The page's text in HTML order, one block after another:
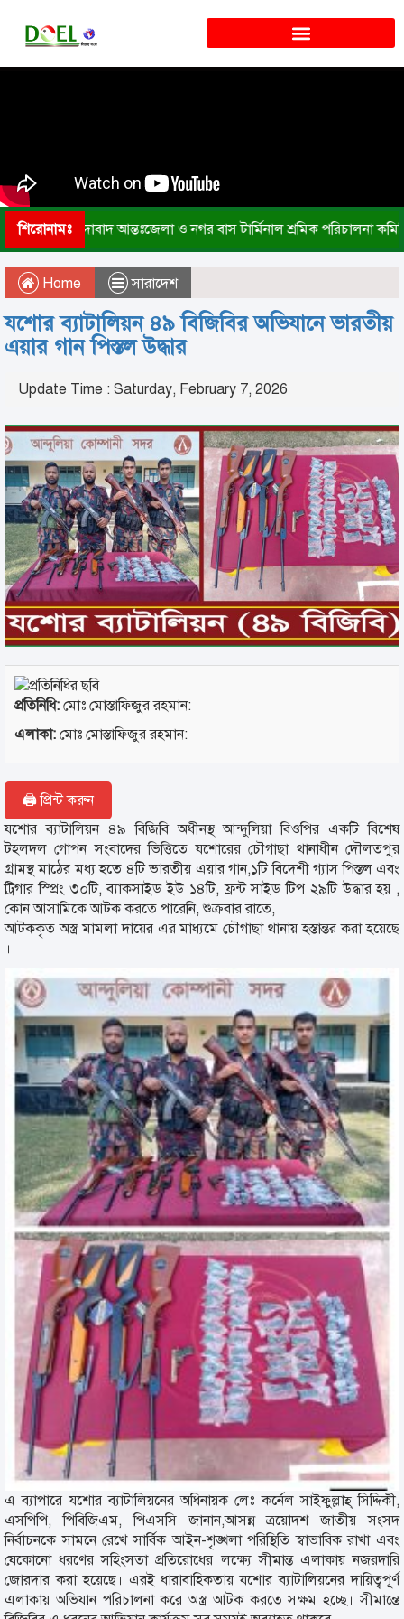
শিরোনামঃসায়েদাবাদ আন্তঃজেলা ও নগর বাস টার্মিনাল শ্রমিক পরিচালনা
Home সারাদেশ
যশোর ব্যাটালিয়ন ৪৯ বিজিবির অভিযানে ভারতীয়
এয়ার গান পিস্তল উদ্ধার
Update Time : Saturday, February 7, 2026
প্রতিনিধি: মোঃ মোস্তাফিজুর রহমান:
এলাকা: মোঃ মোস্তাফিজুর রহমান:
🖨 প্রিন্ট করুন
যশোর ব্যাটালিয়ন ৪৯ বিজিবি অধীনস্থ আন্দুলিয়া বিওপির একটি বিশেষ
টহলদল গোপন সংবাদের ভিত্তিতে যশোরের চৌগাছা থানাধীন দৌলতপুর
গ্রামস্থ মাঠের মধ্য হতে ৪টি ভারতীয় এয়ার গান,১টি বিদেশী গ্যাস পিস্তল এবং
ট্রিগার স্প্রিং ৩০টি, ব্যাকসাইড ইউ ১৪টি, ফ্রন্ট সাইড টিপ ২৯টি উদ্ধার হয় ,
কোন আসামিকে আটক করতে পারেনি, শুক্রবার রাতে,
আটককৃত অস্ত্র মামলা দায়ের এর মাধ্যমে চৌগাছা থানায় হস্তান্তর করা হয়েছে
।
এ ব্যাপারে যশোর ব্যাটালিয়নের অধিনায়ক লেঃ কর্নেল সাইফুল্লাহ্ সিদ্দিকী,
এসপিপি, পিবিজিএম, পিএসসি জানান,আসন্ন ত্রয়োদশ জাতীয় সংসদ
নির্বাচনকে সামনে রেখে সার্বিক আইন-শৃঙ্খলা পরিস্থিতি স্বাভাবিক রাখা এবং
যেকোনো ধরণের সহিংসতা প্রতিরোধের লক্ষ্যে সীমান্ত এলাকায় নজরদারি
জোরদার করা হয়েছে। এরই ধারাবাহিকতায় যশোর ব্যাটালিয়নের দায়িত্বপূর্ণ
এলাকায় অভিযান পরিচালনা করে অস্ত্র আটক করতে সক্ষম হচ্ছে। সীমান্তে